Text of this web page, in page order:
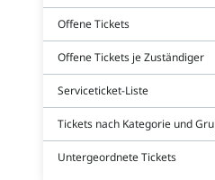
Offene Tickets
Offene Tickets je Zuständiger
Serviceticket-Liste
Tickets nach Kategorie und
Untergeordnete Tickets